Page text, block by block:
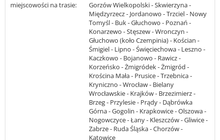
miejscowości na trasie:
Gorzów Wielkopolski - Skwierzyna -
Międzyrzecz - Jordanowo - Trzciel - Nowy
Tomyśl - Buk - Głuchowo - Poznań -
Konarzewo - Stęszew - Wronczyn -
Głuchowo (koło Czempinia) - Kościan -
Śmigiel - Lipno - Święciechowa - Leszno -
Kaczkowo - Bojanowo - Rawicz -
Korzeńsko - Żmigródek - Żmigród -
Krościna Mała - Prusice - Trzebnica -
Kryniczno - Wrocław - Bielany
Wrocławskie - Krajków - Brzezimierz -
Brzeg - Przylesie - Prądy - Dąbrówka
Górna - Gogolin - Krapkowice - Olszowa -
Nogowczyce - Łany - Kleszczów - Gliwice -
Zabrze - Ruda Śląska - Chorzów -
Katowice